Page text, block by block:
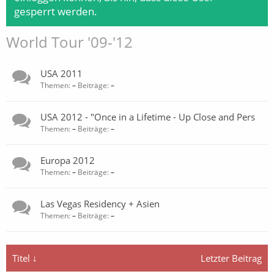
gesperrt werden.
World Tour '09-'12
USA 2011
Themen:– Beiträge:–
USA 2012 - "Once in a Lifetime - Up Close and Pers
Themen:– Beiträge:–
Europa 2012
Themen:– Beiträge:–
Las Vegas Residency + Asien
Themen:– Beiträge:–
Titel ↓ Letzter Beitrag